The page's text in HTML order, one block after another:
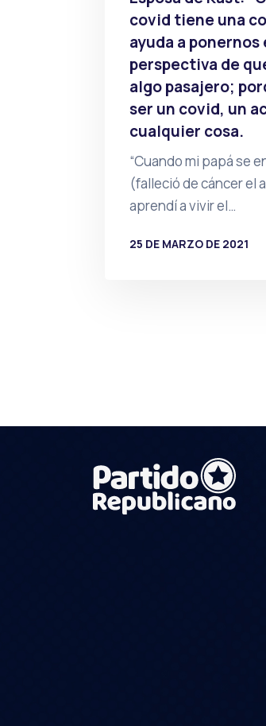
covid tiene una
ayuda a ponernos
perspectiva de
algo pasajero;
ser un covid, un
cualquier cosa.
“Cuando mi papá se
(falleció de cáncer el
aprendí a vivir el…
25 DE MARZO DE 2021